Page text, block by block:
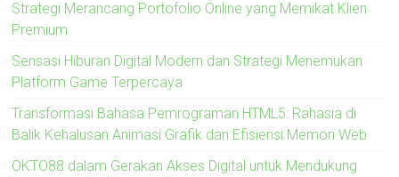
Strategi Merancang Portofolio Online yang Memikat Klien
Premium
Sensasi Hiburan Digital Modern dan Strategi Menemukan
Platform Game Terpercaya
Transformasi Bahasa Pemrograman HTML5: Rahasia di
Balik Kehalusan Animasi Grafik dan Efisiensi Memori Web
OKTO88 dalam Gerakan Akses Digital untuk Mendukung